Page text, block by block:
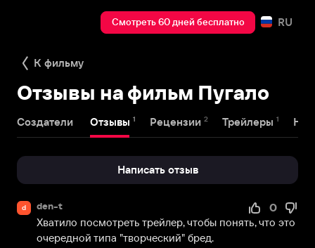
Смотреть 60 дней бесплатно RU
К фильму
Отзывы на фильм Пугало
Создатели Отзывы 1 Рецензии 2 Трейлеры 1
Написать отзыв
d den-t
0
Хватило посмотреть трейлер, чтобы понять, что это
очередной типа "творческий" бред.